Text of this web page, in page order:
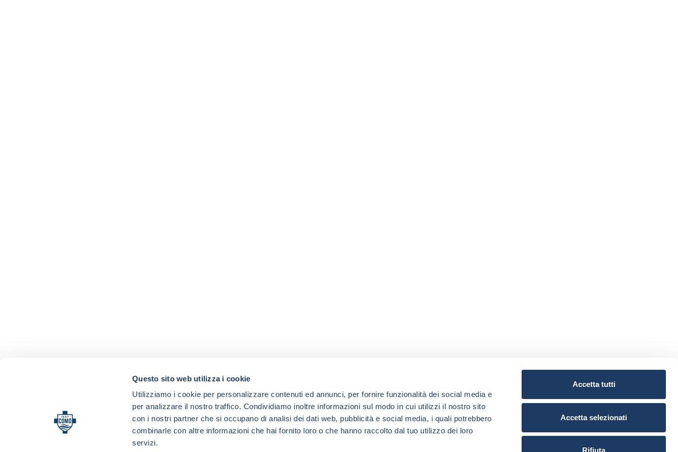
Questo sito web utilizza i cookie
Utilizziamo i cookie per personalizzare contenuti ed annunci, per fornire funzionalità dei social media e
per analizzare il nostro traffico. Condividiamo inoltre informazioni sul modo in cui utilizzi il nostro sito
con i nostri partner che si occupano di analisi dei dati web, pubblicità e social media, i quali potrebbero
combinarle con altre informazioni che hai fornito loro o che hanno raccolto dal tuo utilizzo dei loro
servizi.
Accetta tutti
Accetta selezionati
Rifiuta